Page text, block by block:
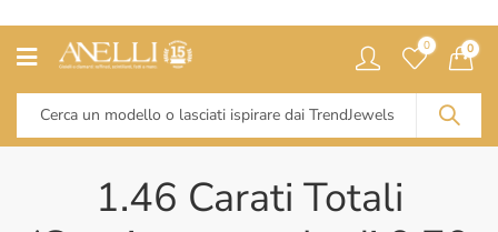
0 0
1.46 Carati Totali